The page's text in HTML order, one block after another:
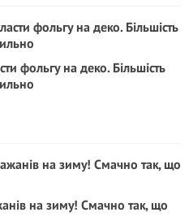
фольгу на деко. Більшість
на зиму! Смачно так, що